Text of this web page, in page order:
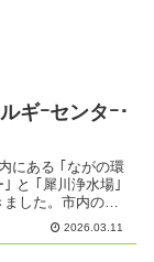
ギｰセンタｰ･
にある ｢ながの環
と ｢犀川浄水場｣
した。市内の小
にある両施設の
ったことのある
2026.03.11